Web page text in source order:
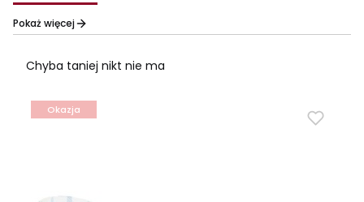
Pokaż więcej
Chyba taniej nikt nie ma
Okazja